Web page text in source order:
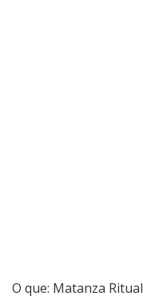
O que: Matanza Ritual